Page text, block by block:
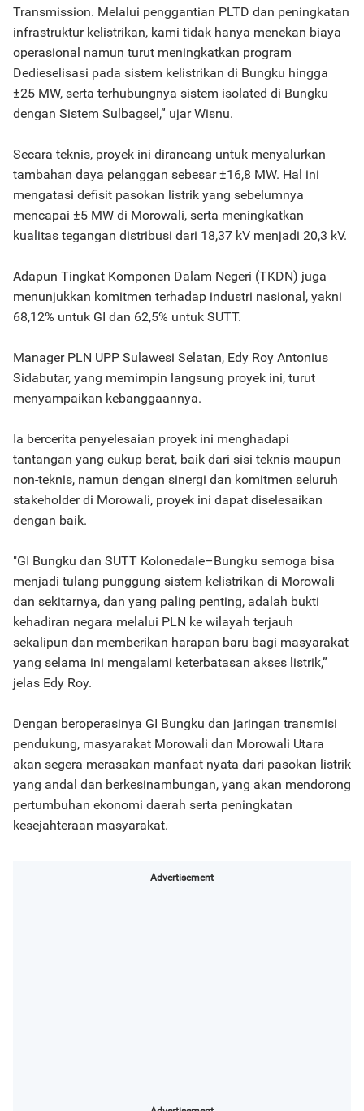
Transmission. Melalui penggantian PLTD dan peningkatan
infrastruktur kelistrikan, kami tidak hanya menekan biaya
operasional namun turut meningkatkan program
Dedieselisasi pada sistem kelistrikan di Bungku hingga
±25 MW, serta terhubungnya sistem isolated di Bungku
dengan Sistem Sulbagsel,” ujar Wisnu.
Secara teknis, proyek ini dirancang untuk menyalurkan
tambahan daya pelanggan sebesar ±16,8 MW. Hal ini
mengatasi defisit pasokan listrik yang sebelumnya
mencapai ±5 MW di Morowali, serta meningkatkan
kualitas tegangan distribusi dari 18,37 kV menjadi 20,3 kV.
Adapun Tingkat Komponen Dalam Negeri (TKDN) juga
menunjukkan komitmen terhadap industri nasional, yakni
68,12% untuk GI dan 62,5% untuk SUTT.
Manager PLN UPP Sulawesi Selatan, Edy Roy Antonius
Sidabutar, yang memimpin langsung proyek ini, turut
menyampaikan kebanggaannya.
Ia bercerita penyelesaian proyek ini menghadapi
tantangan yang cukup berat, baik dari sisi teknis maupun
non-teknis, namun dengan sinergi dan komitmen seluruh
stakeholder di Morowali, proyek ini dapat diselesaikan
dengan baik.
"GI Bungku dan SUTT Kolonedale–Bungku semoga bisa
menjadi tulang punggung sistem kelistrikan di Morowali
dan sekitarnya, dan yang paling penting, adalah bukti
kehadiran negara melalui PLN ke wilayah terjauh
sekalipun dan memberikan harapan baru bagi masyarakat
yang selama ini mengalami keterbatasan akses listrik,”
jelas Edy Roy.
Dengan beroperasinya GI Bungku dan jaringan transmisi
pendukung, masyarakat Morowali dan Morowali Utara
akan segera merasakan manfaat nyata dari pasokan listrik
yang andal dan berkesinambungan, yang akan mendorong
pertumbuhan ekonomi daerah serta peningkatan
kesejahteraan masyarakat.
Advertisement